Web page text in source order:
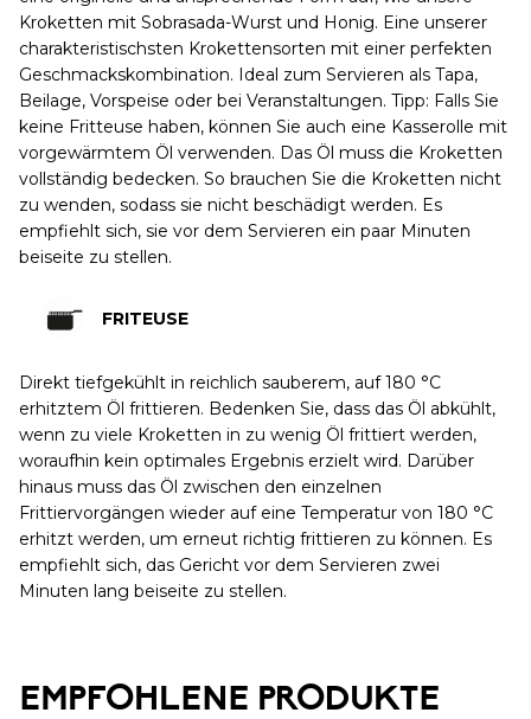
Kroketten mit Sobrasada-Wurst und Honig. Eine unserer
charakteristischsten Krokettensorten mit einer perfekten
Geschmackskombination. Ideal zum Servieren als Tapa,
Beilage, Vorspeise oder bei Veranstaltungen. Tipp: Falls Sie
keine Fritteuse haben, können Sie auch eine Kasserolle mit
vorgewärmtem Öl verwenden. Das Öl muss die Kroketten
vollständig bedecken. So brauchen Sie die Kroketten nicht
zu wenden, sodass sie nicht beschädigt werden. Es
empfiehlt sich, sie vor dem Servieren ein paar Minuten
beiseite zu stellen.
FRITEUSE
Direkt tiefgekühlt in reichlich sauberem, auf 180 °C
erhitztem Öl frittieren. Bedenken Sie, dass das Öl abkühlt,
wenn zu viele Kroketten in zu wenig Öl frittiert werden,
woraufhin kein optimales Ergebnis erzielt wird. Darüber
hinaus muss das Öl zwischen den einzelnen
Frittiervorgängen wieder auf eine Temperatur von 180 °C
erhitzt werden, um erneut richtig frittieren zu können. Es
empfiehlt sich, das Gericht vor dem Servieren zwei
Minuten lang beiseite zu stellen.
EMPFOHLENE PRODUKTE